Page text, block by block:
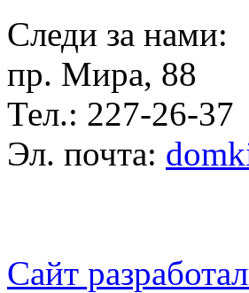
Следи за нами:
пр. Мира, 88
Тел.: 227-26-37
Эл. почта:
Сайт